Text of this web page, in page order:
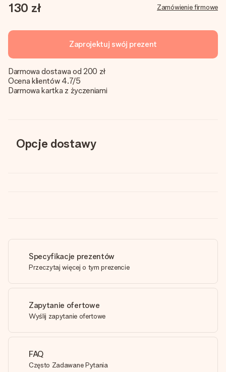
130 zł Zamówienie firmowe
Zaprojektuj swój prezent
Darmowa dostawa od 200 zł
Ocena klientów 4.7/5
Darmowa kartka z życzeniami
Opcje dostawy
Specyfikacje prezentów
Przeczytaj więcej o tym prezencie
Zapytanie ofertowe
Wyślij zapytanie ofertowe
FAQ
Często Zadawane Pytania